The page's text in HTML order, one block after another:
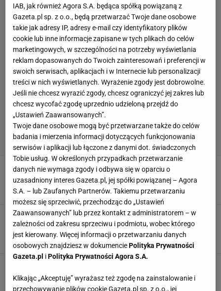
Cesc Fabregas trenerem Realu? Hiszpan zabrał
głos
Dominik Stachowiak,12 MAJA 2026, 10:05
To on zostanie trenerem Realu Madryt?
Wszystko dla Mbappe
Jacek Hafka,10 MARCA 2026, 13:19
różnica wieku między nimi
Kacper Marciniak,24 STYCZNIA 2026, 06:19
IAB, jak również Agora S.A. będąca spółką powiązaną z
Gazeta.pl sp. z o.o., będą przetwarzać Twoje dane osobowe
takie jak adresy IP, adresy e-mail czy identyfikatory plików
cookie lub inne informacje zapisane w tych plikach do celów
marketingowych, w szczególności na potrzeby wyświetlania
reklam dopasowanych do Twoich zainteresowań i preferencji w
swoich serwisach, aplikacjach i w Internecie lub personalizacji
treści w nich wyświetlanych. Wyrażenie zgody jest dobrowolne.
Jeśli nie chcesz wyrazić zgody, chcesz ograniczyć jej zakres lub
chcesz wycofać zgodę uprzednio udzieloną przejdź do
„Ustawień Zaawansowanych”.
Twoje dane osobowe mogą być przetwarzane także do celów
badania i mierzenia informacji dotyczących funkcjonowania
serwisów i aplikacji lub łączone z danymi dot. świadczonych
Tobie usług. W określonych przypadkach przetwarzanie
danych nie wymaga zgody i odbywa się w oparciu o
uzasadniony interes Gazeta.pl, jej spółki powiązanej – Agora
S.A. – lub Zaufanych Partnerów. Takiemu przetwarzaniu
możesz się sprzeciwić, przechodząc do „Ustawień
Zaawansowanych” lub przez kontakt z administratorem – w
zależności od zakresu sprzeciwu i podmiotu, wobec którego
jest kierowany. Więcej informacji o przetwarzaniu danych
osobowych znajdziesz w dokumenciePolityka Prywatności
Gazeta.pl iPolityka Prywatności Agora S.A.
Klikając „Akceptuję” wyrażasz też zgodę na zainstalowanie i
przechowywanie plików cookie Gazeta.pl sp. z o.o., jej